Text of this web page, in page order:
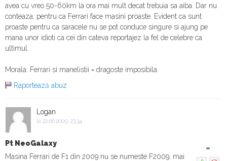
avea cu vreo 50-60km la ora mai mult decat trebuia sa aiba. Dar nu
conteaza, pentru ca Ferrari face masini proaste. Evident ca sunt
proaste pentru ca saracele nu se pot conduce singure si ajung pe
mana unor idioti ca cei din cateva reportajez la fel de celebre ca
ultimul.
Morala: Ferrari si manelistii = dragoste imposibila.
Raportează abuz
Logan
la 22.06.2009, 23:34
Pt NeoGalaxy
Masina Ferrari de F1 din 2009 nu se numeste F2009, mai
-